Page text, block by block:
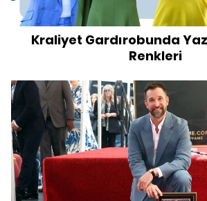
Kraliyet Gardırobunda
Renkleri